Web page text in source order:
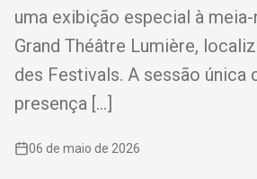
uma exibição especial à
Grand Théâtre Lumière,
des Festivals. A sessão única
presença […]
06 de maio de 2026